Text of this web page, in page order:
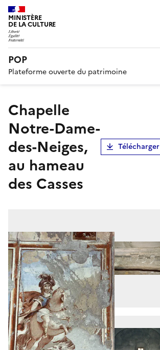
MINISTÈRE
DE LA CULTURE
POP
Plateforme ouverte du patrimoine
Chapelle
Notre-Dame-
des-Neiges,
au hameau
des Casses
Télécharger